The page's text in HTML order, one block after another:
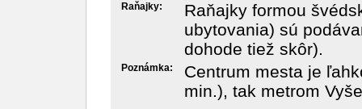
Raňajky:
Raňajky formou
ubytovania) sú
dohode tiež skôr).
Poznámka:
Centrum mesta je
min.), tak metrom